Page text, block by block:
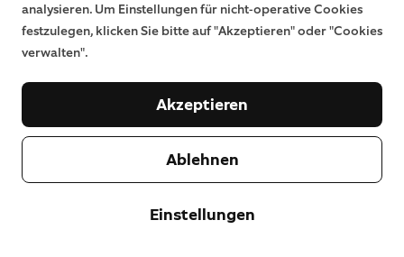
analysieren. Um Einstellungen für nicht-operative Cookies
festzulegen, klicken Sie bitte auf "Akzeptieren" oder "Cookies
verwalten".
Einstellungen
Ablehnen
Akzeptieren